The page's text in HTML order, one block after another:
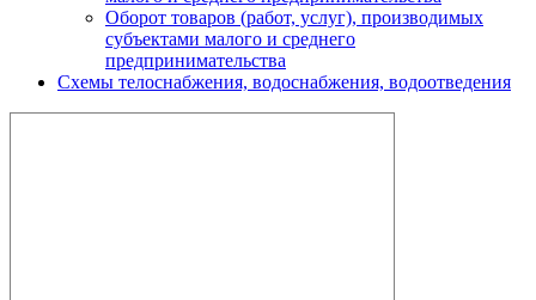
Оборот товаров (работ, услуг), производимых
субъектами малого и среднего
предпринимательства
Схемы телоснабжения, водоснабжения, водоотведения